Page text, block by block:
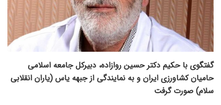
گفتگوی با حکیم دکتر حسین روازاده، دبیرکل جامعه اسلامی
حامیان کشاورزی ایران و به نمایندگی از جبهه یاس (یاران انقلابی
سلام) صورت گرفت